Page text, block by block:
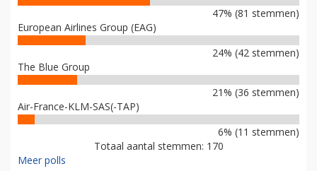
47% (81 stemmen)
European Airlines Group (EAG)
24% (42 stemmen)
The Blue Group
21% (36 stemmen)
Air-France-KLM-SAS(-TAP)
6% (11 stemmen)
Totaal aantal stemmen: 170
Meer polls